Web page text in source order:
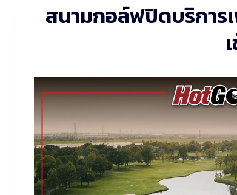
สนามกอล์ฟปิดบริการ